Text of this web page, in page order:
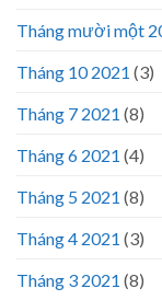
Tháng mười một
Tháng 10 2021 (3)
Tháng 7 2021 (8)
Tháng 6 2021 (4)
Tháng 5 2021 (8)
Tháng 4 2021 (3)
Tháng 3 2021 (8)